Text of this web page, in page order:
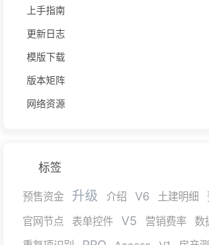
上手指南
更新日志
模版下载
版本矩阵
网络资源
标签
预售资金 升级 介绍 V6 土建明细
官网节点 表单控件 V5 营销费率
数